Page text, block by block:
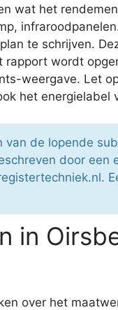
wat het
te schrijven.
wordt
weergave. Let
het energielabel
de lopende
door een
in
over het